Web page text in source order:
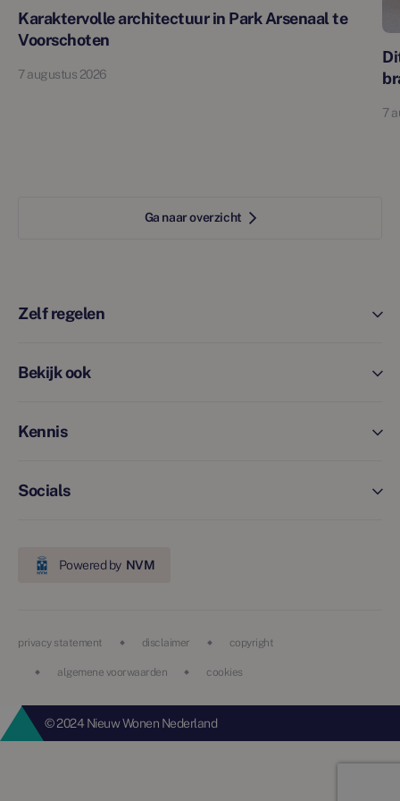
Karaktervolle architectuur in Park Arsenaal te
Voorschoten
7 augustus 2026
7
Ga naar overzicht
Zelf regelen
Bekijk ook
Kennis
Socials
Powered by NVM
privacy statement disclaimer copyright
algemene voorwaarden cookies
© 2024 Nieuw Wonen Nederland